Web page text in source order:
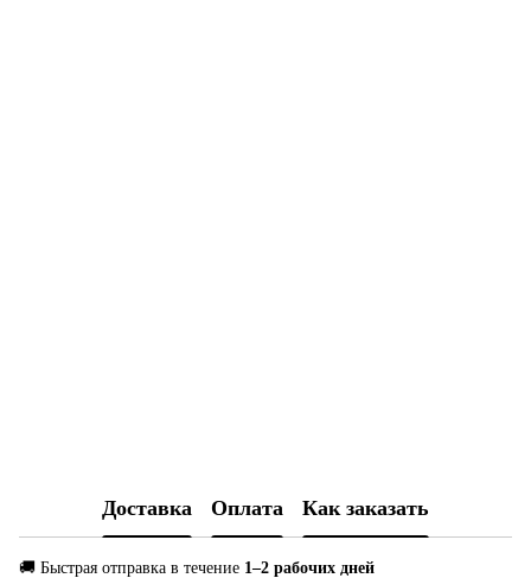
Доставка Оплата Как заказать
🚚 Быстрая отправка в течение 1–2 рабочих дней